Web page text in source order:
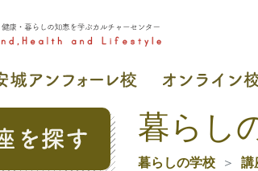
暮らし
暮らしの学校 講